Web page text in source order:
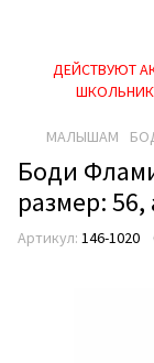
ДЕЙСТВУЮТ
МАЛЫШАМ
Боди
размер: 56,
Артикул: 146-1020